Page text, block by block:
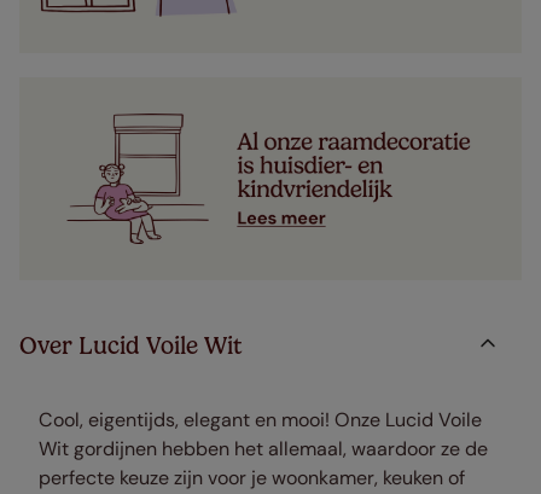
Over Lucid Voile Wit
Cool, eigentijds, elegant en mooi! Onze Lucid Voile
Wit gordijnen hebben het allemaal, waardoor ze de
perfecte keuze zijn voor je woonkamer, keuken of